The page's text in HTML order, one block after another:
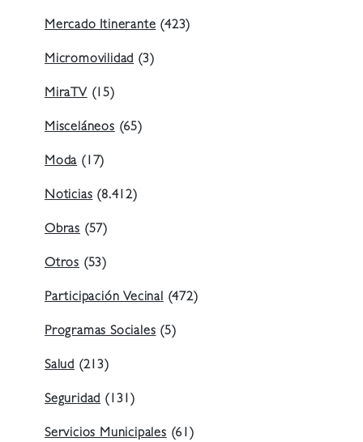
Mercado Itinerante (423)
Micromovilidad (3)
MiraTV (15)
Misceláneos (65)
Moda (17)
Noticias (8.412)
Obras (57)
Otros (53)
Participación Vecinal (472)
Programas Sociales (5)
Salud (213)
Seguridad (131)
Servicios Municipales (61)